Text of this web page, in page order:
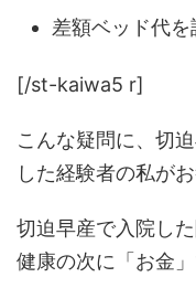
差額ベッド代を
[/st-kaiwa5 r]
こんな疑問に、切
した経験者の私が
切迫早産で入院し
健康の次に「お金